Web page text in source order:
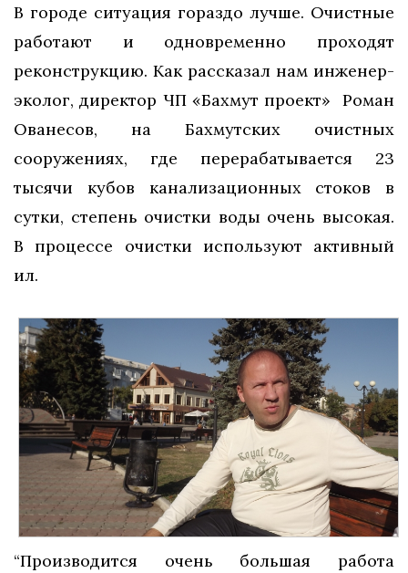
В городе ситуация гораздо лучше. Очистные
работают и одновременно проходят
реконструкцию. Как рассказал нам инженер-
эколог, директор ЧП «Бахмут проект»
Роман
Ованесов, на Бахмутских очистных
сооружениях, где перерабатывается 23
тысячи кубов канализационных стоков в
сутки, степень очистки воды очень высокая.
В процессе очистки используют активный
ил.
“Производится очень большая работа